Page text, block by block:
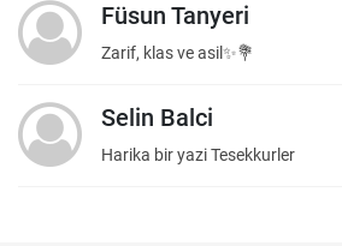
Füsun Tanyeri
Zarif, klas ve asil✨💐
Selin Balci
Harika bir yazi Tesekkurler